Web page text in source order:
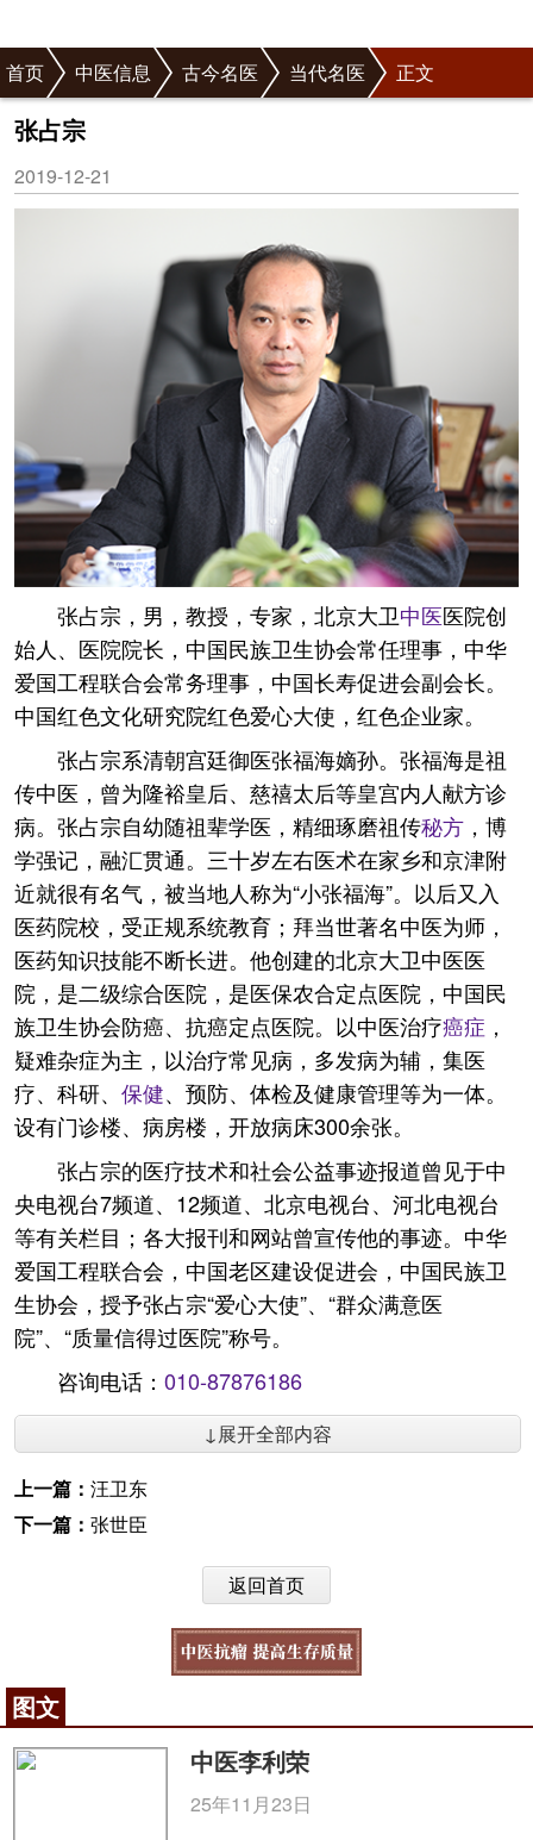
首页 中医信息 古今名医 当代名医 正文
张占宗
2019-12-21
张占宗，男，教授，专家，北京大卫中医医院创
始人、医院院长，中国民族卫生协会常任理事，中华
爱国工程联合会常务理事，中国长寿促进会副会长。
中国红色文化研究院红色爱心大使，红色企业家。
张占宗系清朝宫廷御医张福海嫡孙。张福海是祖
传中医，曾为隆裕皇后、慈禧太后等皇宫内人献方诊
病。张占宗自幼随祖辈学医，精细琢磨祖传秘方 ，博
学强记，融汇贯通。三十岁左右医术在家乡和京津附
近就很有名气，被当地人称为“小张福海”。以后又入
医药院校，受正规系统教育；拜当世著名中医为师，
医药知识技能不断长进。他创建的北京大卫中医医
院，是二级综合医院，是医保农合定点医院，中国民
族卫生协会防癌、抗癌定点医院。以中医治疗癌症 ，
疑难杂症为主，以治疗常见病，多发病为辅，集医
疗、科研、 保健、预防、体检及健康管理等为一体。
设有门诊楼、病房楼，开放病床300余张。
张占宗的医疗技术和社会公益事迹报道曾见于中
央电视台7频道、12频道、北京电视台、河北电视台
等有关栏目；各大报刊和网站曾宣传他的事迹。中华
爱国工程联合会，中国老区建设促进会，中国民族卫
生协会，授予张占宗“爱心大使”、“群众满意医
院”、“质量信得过医院”称号。
咨询电话： 010-87876186
↓展开全部内容
上一篇： 汪卫东
下一篇： 张世臣
返回首页
图文
中医李利荣
25年11月23日